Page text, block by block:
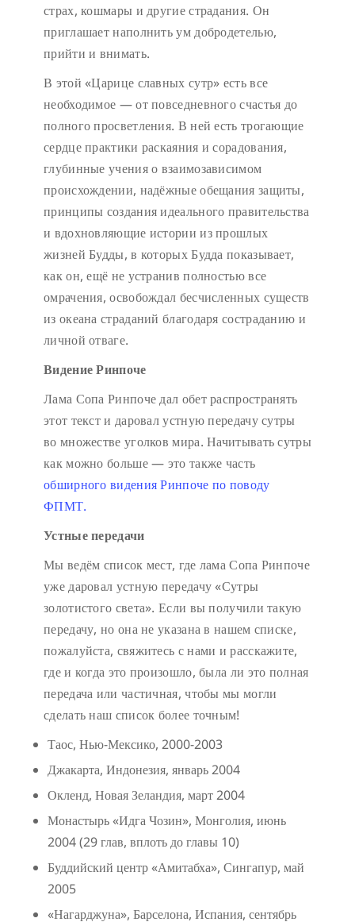
страх, кошмары и другие страдания. Он
приглашает наполнить ум добродетелью,
прийти и внимать.
В этой «Царице славных сутр» есть все
необходимое — от повседневного счастья до
полного просветления. В ней есть трогающие
сердце практики раскаяния и сорадования,
глубинные учения о взаимозависимом
происхождении, надёжные обещания защиты,
принципы создания идеального правительства
и вдохновляющие истории из прошлых
жизней Будды, в которых Будда показывает,
как он, ещё не устранив полностью все
омрачения, освобождал бесчисленных существ
из океана страданий благодаря состраданию и
личной отваге.
Видение Ринпоче
Лама Сопа Ринпоче дал обет распространять
этот текст и даровал устную передачу сутры
во множестве уголков мира. Начитывать сутры
как можно больше — это также часть
обширного видения Ринпоче по поводу
ФПМТ.
Устные передачи
Мы ведём список мест, где лама Сопа Ринпоче
уже даровал устную передачу «Сутры
золотистого света». Если вы получили такую
передачу, но она не указана в нашем списке,
пожалуйста, свяжитесь с нами и расскажите,
где и когда это произошло, была ли это полная
передача или частичная, чтобы мы могли
сделать наш список более точным!
Таос, Нью-Мексико, 2000-2003
Джакарта, Индонезия, январь 2004
Окленд, Новая Зеландия, март 2004
Монастырь «Идга Чозин», Монголия, июнь
2004 (29 глав, вплоть до главы 10)
Буддийский центр «Амитабха», Сингапур, май
2005
«Нагарджуна», Барселона, Испания, сентябрь